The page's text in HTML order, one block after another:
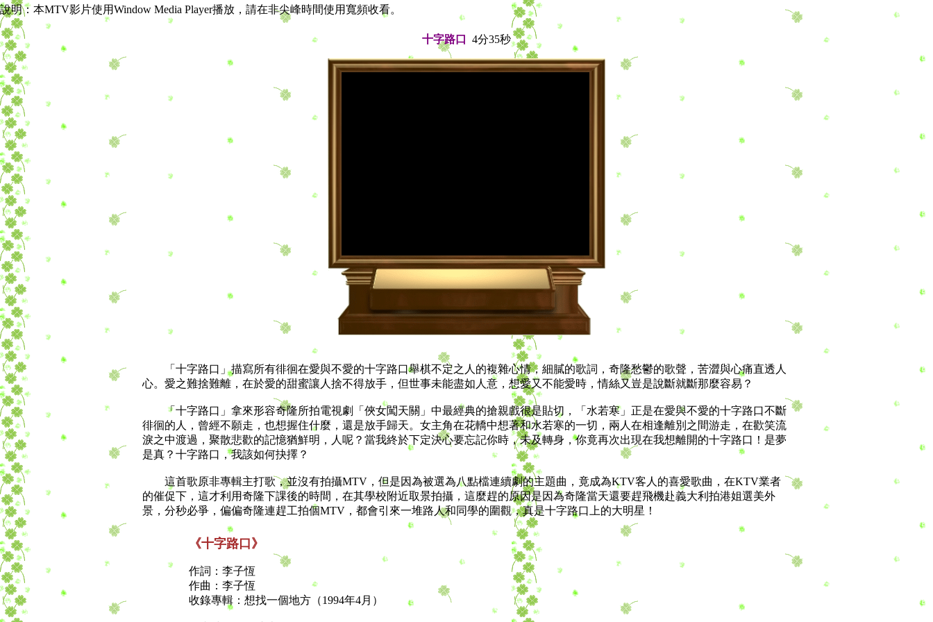
說明：本MTV影片使用Window Media Player播放，請在非尖峰時間使用寬頻收看。
十字路口 4分35秒
「十字路口」描寫所有徘徊在愛與不愛的十字路口舉棋不定之人的複雜心情，細膩的歌詞，奇隆愁鬱的歌聲，苦澀與心痛直透人
心。愛之難捨難離，在於愛的甜蜜讓人捨不得放手，但世事未能盡如人意，想愛又不能愛時，情絲又豈是說斷就斷那麼容易？
「十字路口」拿來形容奇隆所拍電視劇「俠女闖天關」中最經典的搶親戲很是貼切，「水若寒」正是在愛與不愛的十字路口不斷
徘徊的人，曾經不願走，也想握住什麼，還是放手歸天。女主角在花轎中想著和水若寒的一切，兩人在相逢離別之間游走，在歡笑流
淚之中渡過，聚散悲歡的記憶猶鮮明，人呢？當我終於下定決心要忘記你時，未及轉身，你竟再次出現在我想離開的十字路口！是夢
是真？十字路口，我該如何抉擇？
這首歌原非專輯主打歌，並沒有拍攝MTV，但是因為被選為八點檔連續劇的主題曲，竟成為KTV客人的喜愛歌曲，在KTV業者
的催促下，這才利用奇隆下課後的時間，在其學校附近取景拍攝，這麼趕的原因是因為奇隆當天還要趕飛機赴義大利拍港姐選美外
景，分秒必爭，偏偏奇隆連趕工拍個MTV，都會引來一堆路人和同學的圍觀，真是十字路口上的大明星！
《十字路口》
作詞：李子恆
作曲：李子恆
收錄專輯：想找一個地方（1994年4月）